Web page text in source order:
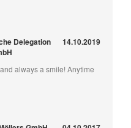
Delegation
14.10.2019
always a smile! Anytime